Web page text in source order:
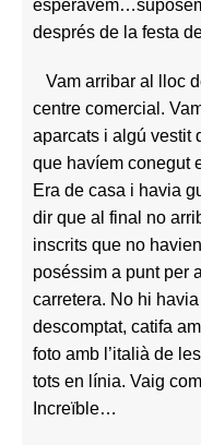
després de la festa
Vam arribar al lloc
centre comercial.
aparcats i algú vestit
que havíem conegut
Era de casa i havia
dir que al final no
inscrits que no
poséssim a punt per
carretera. No hi
descomptat, catifa
foto amb l’italià de
tots en línia. Vaig
Increïble…